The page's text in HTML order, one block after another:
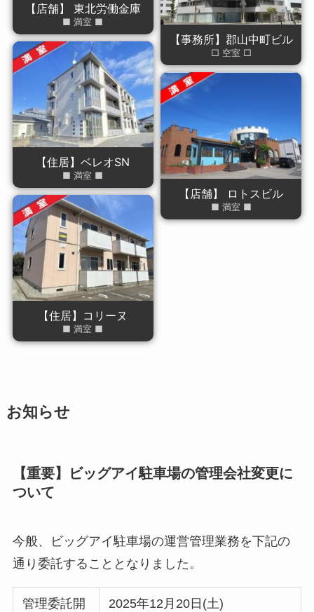
【店舗】 東北労働金庫
■ 満室 ■
【事務所】郡山中町ビル
□ 空室 □
【住居】ベレオSN
■ 満室 ■
【店舗】 ロトスビル
■ 満室 ■
【住居】コリーヌ
■ 満室 ■
お知らせ
【重要】ビッグアイ駐車場の管理会社変更に
ついて
今般、ビッグアイ駐車場の運営管理業務を下記の
通り委託することとなりました。
管理委託開 2025年12月20日(土)